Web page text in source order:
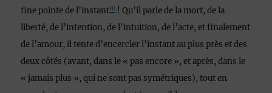
fine pointe de l’instant10 ! Qu’il parle de la mort, de la
liberté, de l’intention, de l’intuition, de l’acte, et finalement
de l’amour, il tente d’encercler l’instant au plus près et des
deux côtés (avant, dans le « pas encore », et après, dans le
« jamais plus », qui ne sont pas symétriques), tout en